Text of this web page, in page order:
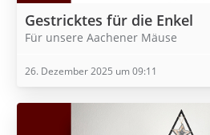
Gestricktes für die Enkel
Für unsere Aachener Mäuse
26. Dezember 2025 um 09:11